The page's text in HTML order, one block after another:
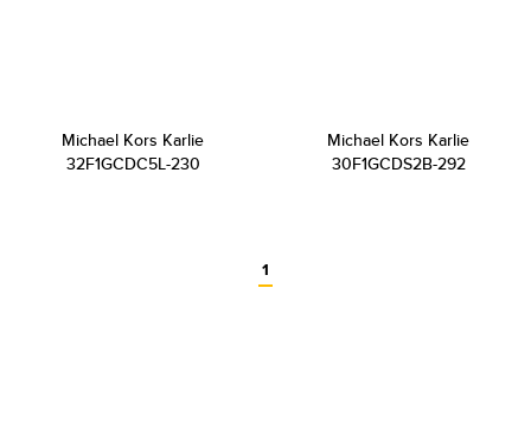
Michael Kors Karlie
32F1GCDC5L-230
Michael Kors Karlie
30F1GCDS2B-292
1